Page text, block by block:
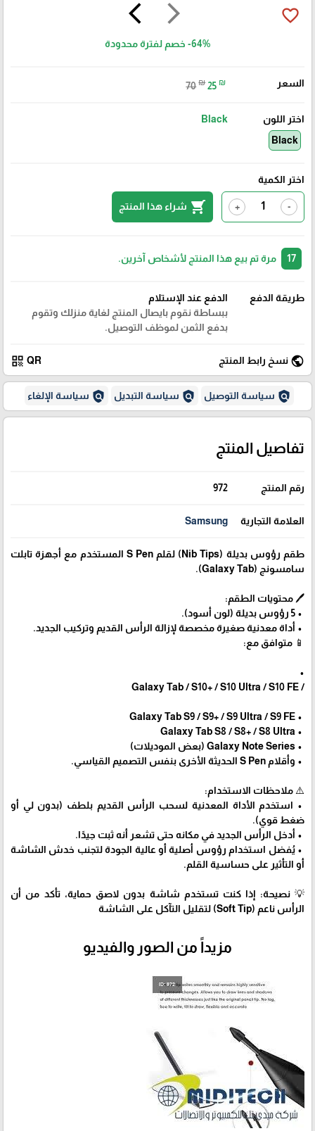
arrow_forward_ios
arrow_back_ios favorite_border
-64% خصم لفترة محدودة
السعر 70 ₪ 25 ₪
اختر اللون
Black
Black
اختر الكمية
-
+
shopping_cart شراء هذا المنتج
مرة تم بيع هذا المنتج لأشخاص آخرين.
طريقة الدفع
الدفع عند الإستلام
ببساطة نقوم بايصال المنتج لغاية منزلك وتقوم
بدفع الثمن لموظف التوصيل.
public نسخ رابط المنتج QR
qr_code
policy سياسة التوصيل policy سياسة التبديل policy سياسة الإلغاء
تفاصيل المنتج
رقم المنتج 972
العلامة التجارية Samsung
طقم رؤوس بديلة (Nib Tips) لقلم S Pen المستخدم مع أجهزة تابلت
سامسونج (Galaxy Tab).
🖊️ محتويات الطقم:
• 5 رؤوس بديلة (لون أسود).
• أداة معدنية صغيرة مخصصة لإزالة الرأس القديم وتركيب الجديد.
📱 متوافق مع:
‏•
/ Galaxy Tab / S10+ / S10 Ultra / S10 FE
• Galaxy Tab S9 / S9+ / S9 Ultra / S9 FE
• Galaxy Tab S8 / S8+ / S8 Ultra
• Galaxy Note Series (بعض الموديلات)
• وأقلام S Pen الحديثة الأخرى بنفس التصميم القياسي.
⚠️ ملاحظات الاستخدام:
• استخدم الأداة المعدنية لسحب الرأس القديم بلطف (بدون لي أو
ضغط قوي).
• أدخل الرأس الجديد في مكانه حتى تشعر أنه ثبت جيدًا.
• يُفضل استخدام رؤوس أصلية أو عالية الجودة لتجنب خدش الشاشة
أو التأثير على حساسية القلم.
💡 نصيحة: إذا كنت تستخدم شاشة بدون لاصق حماية، تأكد من أن
الرأس ناعم (Soft Tip) لتقليل التآكل على الشاشة
مزيداً من الصور والفيديو